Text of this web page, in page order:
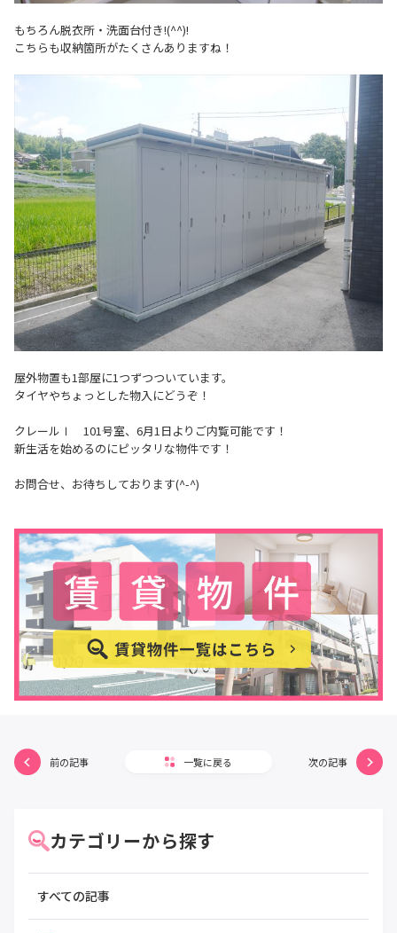
もちろん脱衣所・洗面台付き!(^^)!
こちらも収納箇所がたくさんありますね！
屋外物置も1部屋に1つずつついています。
タイヤやちょっとした物入にどうぞ！
クレールⅠ 101号室、6月1日よりご内覧可能です！
新生活を始めるのにピッタリな物件です！
お問合せ、お待ちしております(^-^)
前の記事 一覧に戻る 次の記事
カテゴリーから探す
すべての記事